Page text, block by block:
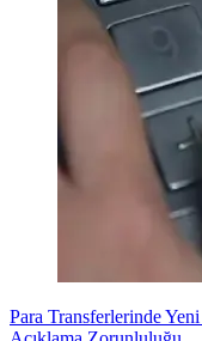
Para Transferlerinde